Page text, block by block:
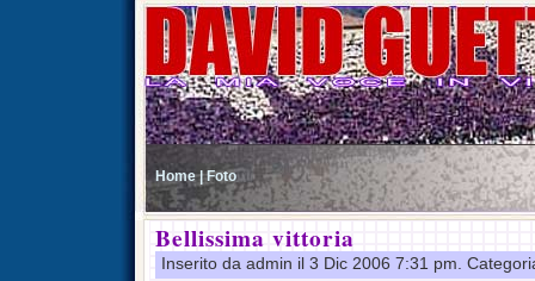
Home | Foto
Bellissima vittoria
Inserito da admin il 3 Dic 2006 7:31 pm.